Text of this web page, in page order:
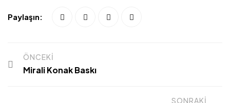
Paylaşın:
ÖNCEKI
Mirali Konak Baskı
SONRAKI